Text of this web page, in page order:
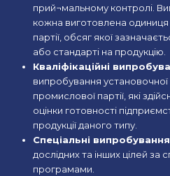
прий¬мальному контролі.
кожна виготовлена одиниця
партії, обсяг якої
або стандарті на продукцію.
Кваліфікаційні
випробування установочної
промислової партії, які
оцінки готовності
продукції даного типу.
Спеціальні випробування
дослідних та інших цілей за
програмами.